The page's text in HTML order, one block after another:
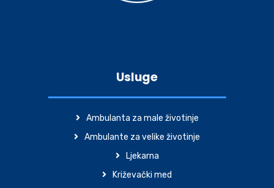
Usluge
Ambulanta za male životinje
Ambulante za velike životinje
Ljekarna
Križevački med